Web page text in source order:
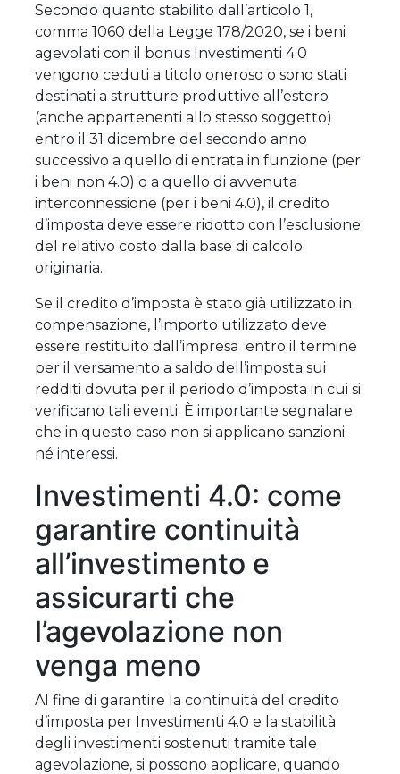
Secondo quanto stabilito dall’articolo 1,
comma 1060 della Legge 178/2020, se i beni
agevolati con il bonus Investimenti 4.0
vengono ceduti a titolo oneroso o sono stati
destinati a strutture produttive all’estero
(anche appartenenti allo stesso soggetto)
entro il 31 dicembre del secondo anno
successivo a quello di entrata in funzione (per
i beni non 4.0) o a quello di avvenuta
interconnessione (per i beni 4.0), il credito
d’imposta deve essere ridotto con l’esclusione
del relativo costo dalla base di calcolo
originaria.
Se il credito d’imposta è stato già utilizzato in
compensazione, l’importo utilizzato deve
essere restituito dall’impresa entro il termine
per il versamento a saldo dell’imposta sui
redditi dovuta per il periodo d’imposta in cui si
verificano tali eventi. È importante segnalare
che in questo caso non si applicano sanzioni
né interessi.
Investimenti 4.0: come
garantire continuità
all’investimento e
assicurarti che
l’agevolazione non
venga meno
Al fine di garantire la continuità del credito
d’imposta per Investimenti 4.0 e la stabilità
degli investimenti sostenuti tramite tale
agevolazione, si possono applicare, quando